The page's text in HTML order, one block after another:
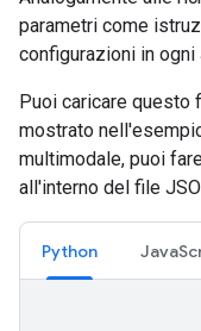
parametri come
configurazioni in
Puoi caricare questo
mostrato
multimodale, puoi
all'interno del file
Python